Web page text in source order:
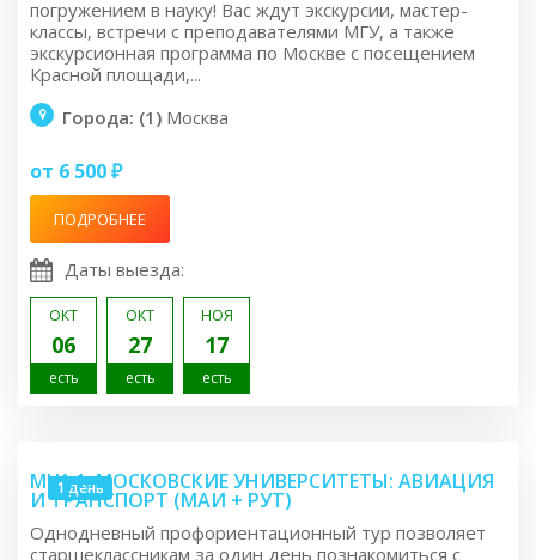
погружением в науку! Вас ждут экскурсии, мастер-
классы, встречи с преподавателями МГУ, а также
экскурсионная программа по Москве с посещением
Красной площади,...
Города: (1) Москва
от 6 500 ₽
ПОДРОБНЕЕ
Даты выезда:
ОКТ
06
есть
ОКТ
27
есть
НОЯ
17
есть
1 день
MU1.1: МОСКОВСКИЕ УНИВЕРСИТЕТЫ: АВИАЦИЯ
И ТРАНСПОРТ (МАИ + РУТ)
Однодневный профориентационный тур позволяет
старшеклассникам за один день познакомиться с